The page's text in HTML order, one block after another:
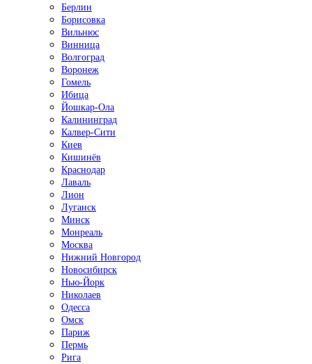
Берлин
Борисовка
Вильнюс
Винница
Волгоград
Воронеж
Гомель
Ибица
Йошкар-Ола
Калининград
Калвер-Сити
Киев
Кишинёв
Краснодар
Лаваль
Лион
Луганск
Минск
Монреаль
Москва
Нижний Новгород
Новосибирск
Нью-Йорк
Николаев
Одесса
Омск
Париж
Пермь
Рига